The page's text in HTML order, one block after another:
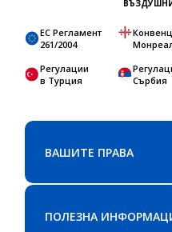
ЕС Регламент
261/2004
Регулации
в Турция
Сърбия
ВАШИТЕ ПРАВА
ПОЛЕЗНА